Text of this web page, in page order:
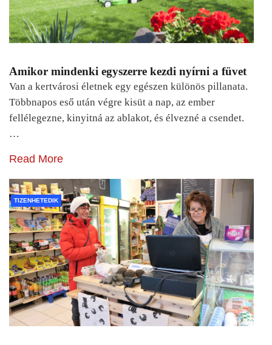
Amikor mindenki egyszerre kezdi nyírni a füvet
Van a kertvárosi életnek egy egészen különös pillanata.
Többnapos eső után végre kisüt a nap, az ember
fellélegezne, kinyitná az ablakot, és élvezné a csendet.
…
Read More
TIZENHETEDIK